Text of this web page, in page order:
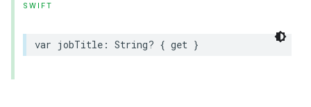
SWIFT
var jobTitle : String? { get }